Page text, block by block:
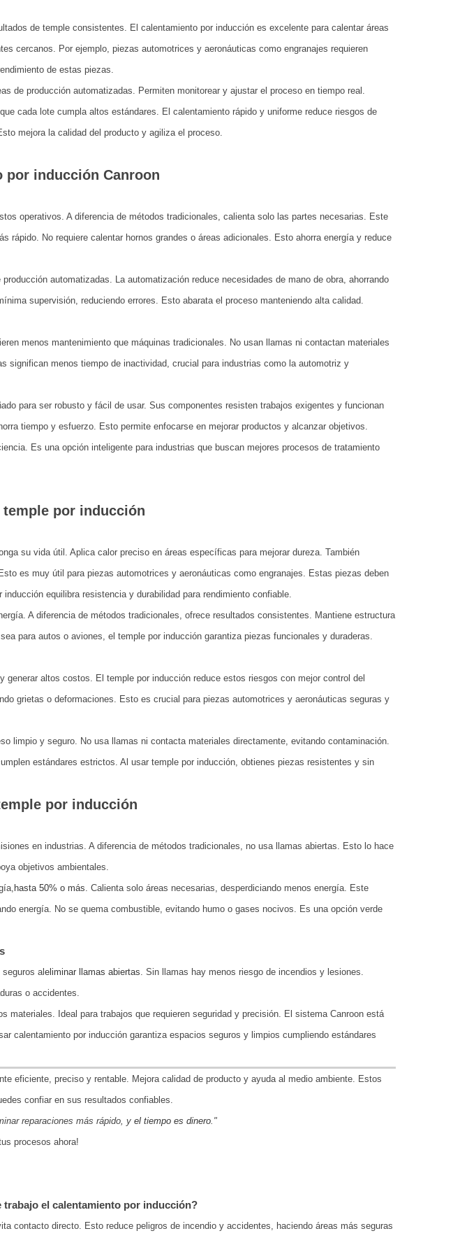
de temple consistentes. El calentamiento por inducción es excelente para calentar áreas
cercanos. Por ejemplo, piezas automotrices y aeronáuticas como engranajes requieren
de estas piezas.
de producción automatizadas. Permiten monitorear y ajustar el proceso en tiempo real.
cada lote cumpla altos estándares. El calentamiento rápido y uniforme reduce riesgos de
mejora la calidad del producto y agiliza el proceso.
por inducción Canroon
operativos. A diferencia de métodos tradicionales, calienta solo las partes necesarias. Este
rápido. No requiere calentar hornos grandes o áreas adicionales. Esto ahorra energía y reduce
automatizadas. La automatización reduce necesidades de mano de obra, ahorrando
supervisión, reduciendo errores. Esto abarata el proceso manteniendo alta calidad.
menos mantenimiento que máquinas tradicionales. No usan llamas ni contactan materiales
significan menos tiempo de inactividad, crucial para industrias como la automotriz y
para ser robusto y fácil de usar. Sus componentes resisten trabajos exigentes y funcionan
tiempo y esfuerzo. Esto permite enfocarse en mejorar productos y alcanzar objetivos.
Es una opción inteligente para industrias que buscan mejores procesos de tratamiento
por inducción
su vida útil. Aplica calor preciso en áreas específicas para mejorar dureza. También
es muy útil para piezas automotrices y aeronáuticas como engranajes. Estas piezas deben
equilibra resistencia y durabilidad para rendimiento confiable.
A diferencia de métodos tradicionales, ofrece resultados consistentes. Mantiene estructura
para autos o aviones, el temple por inducción garantiza piezas funcionales y duraderas.
generar altos costos. El temple por inducción reduce estos riesgos con mejor control del
grietas o deformaciones. Esto es crucial para piezas automotrices y aeronáuticas seguras y
limpio y seguro. No usa llamas ni contacta materiales directamente, evitando contaminación.
estándares estrictos. Al usar temple por inducción, obtienes piezas resistentes y sin
por inducción
en industrias. A diferencia de métodos tradicionales, no usa llamas abiertas. Esto lo hace
objetivos ambientales.
hasta 50% o más. Calienta solo áreas necesarias, desperdiciando menos energía. Este
energía. No se quema combustible, evitando humo o gases nocivos. Es una opción verde
aleliminar llamas abiertas. Sin llamas hay menos riesgo de incendios y lesiones.
o accidentes.
materiales. Ideal para trabajos que requieren seguridad y precisión. El sistema Canroon está
calentamiento por inducción garantiza espacios seguros y limpios cumpliendo estándares
eficiente, preciso y rentable. Mejora calidad de producto y ayuda al medio ambiente. Estos
confiar en sus resultados confiables.
reparaciones más rápido, y el tiempo es dinero."
procesos ahora!
trabajo el calentamiento por inducción?
contacto directo. Esto reduce peligros de incendio y accidentes, haciendo áreas más seguras